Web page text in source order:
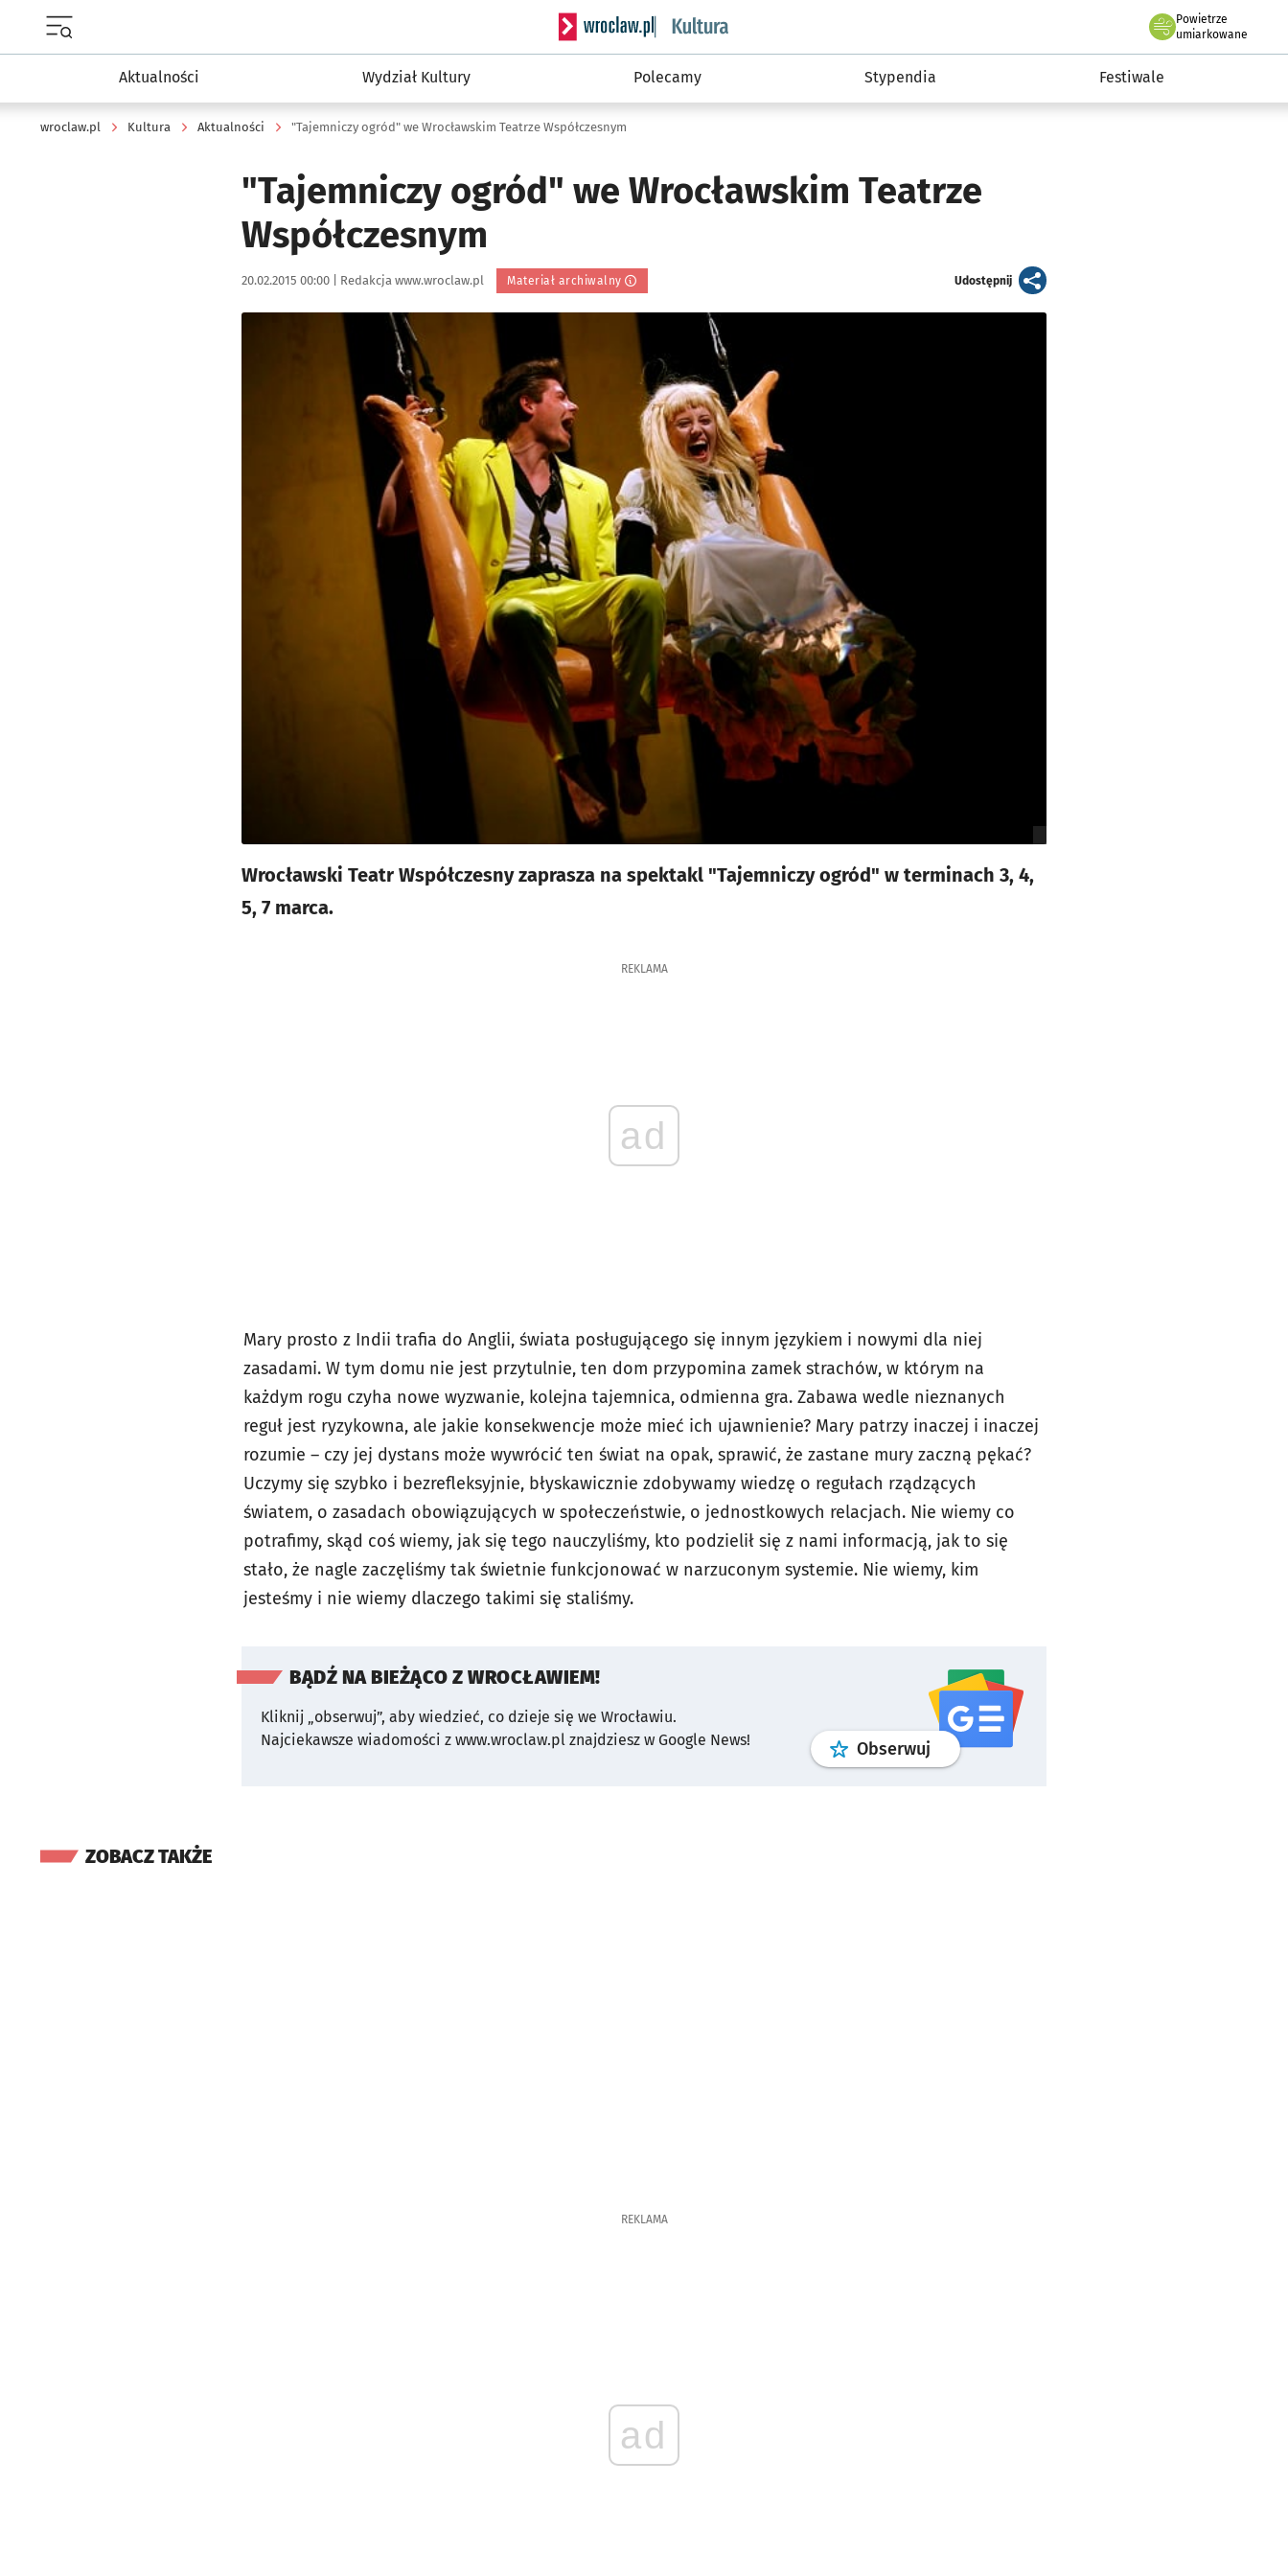
Serwis informacyjny wroclaw.pl podserwis: Kultura
Powietrze
we Wrocławiu
umiarkowane
Aktualności Wydział Kultury Polecamy Stypendia Festiwale
wroclaw.pl Kultura Aktualności "Tajemniczy ogród" we Wrocławskim Teatrze Współczesnym
"Tajemniczy ogród" we Wrocławskim Teatrze
Współczesnym
Data publikacji:
20.02.2015 00:00 | Autor:
Redakcja www.wroclaw.pl Materiał archiwalny Udostępnijartykuł
Kliknij, aby powiększyć
Wrocławski Teatr Współczesny zaprasza na spektakl "Tajemniczy ogród" w terminach 3, 4,
5, 7 marca.
REKLAMA
ad
Mary prosto z Indii trafia do Anglii, świata posługującego się innym językiem i nowymi dla niej
zasadami. W tym domu nie jest przytulnie, ten dom przypomina zamek strachów, w którym na
każdym rogu czyha nowe wyzwanie, kolejna tajemnica, odmienna gra. Zabawa wedle nieznanych
reguł jest ryzykowna, ale jakie konsekwencje może mieć ich ujawnienie? Mary patrzy inaczej i inaczej
rozumie – czy jej dystans może wywrócić ten świat na opak, sprawić, że zastane mury zaczną pękać?
Uczymy się szybko i bezrefleksyjnie, błyskawicznie zdobywamy wiedzę o regułach rządzących
światem, o zasadach obowiązujących w społeczeństwie, o jednostkowych relacjach. Nie wiemy co
potrafimy, skąd coś wiemy, jak się tego nauczyliśmy, kto podzielił się z nami informacją, jak to się
stało, że nagle zaczęliśmy tak świetnie funkcjonować w narzuconym systemie. Nie wiemy, kim
jesteśmy i nie wiemy dlaczego takimi się staliśmy.
BĄDŹ NA BIEŻĄCO Z WROCŁAWIEM!
Kliknij „obserwuj”, aby wiedzieć, co dzieje się we Wrocławiu.
Najciekawsze wiadomości z www.wroclaw.pl znajdziesz w Google News!
Obserwuj profilgoogle news
ZOBACZ TAKŻE
REKLAMA
ad